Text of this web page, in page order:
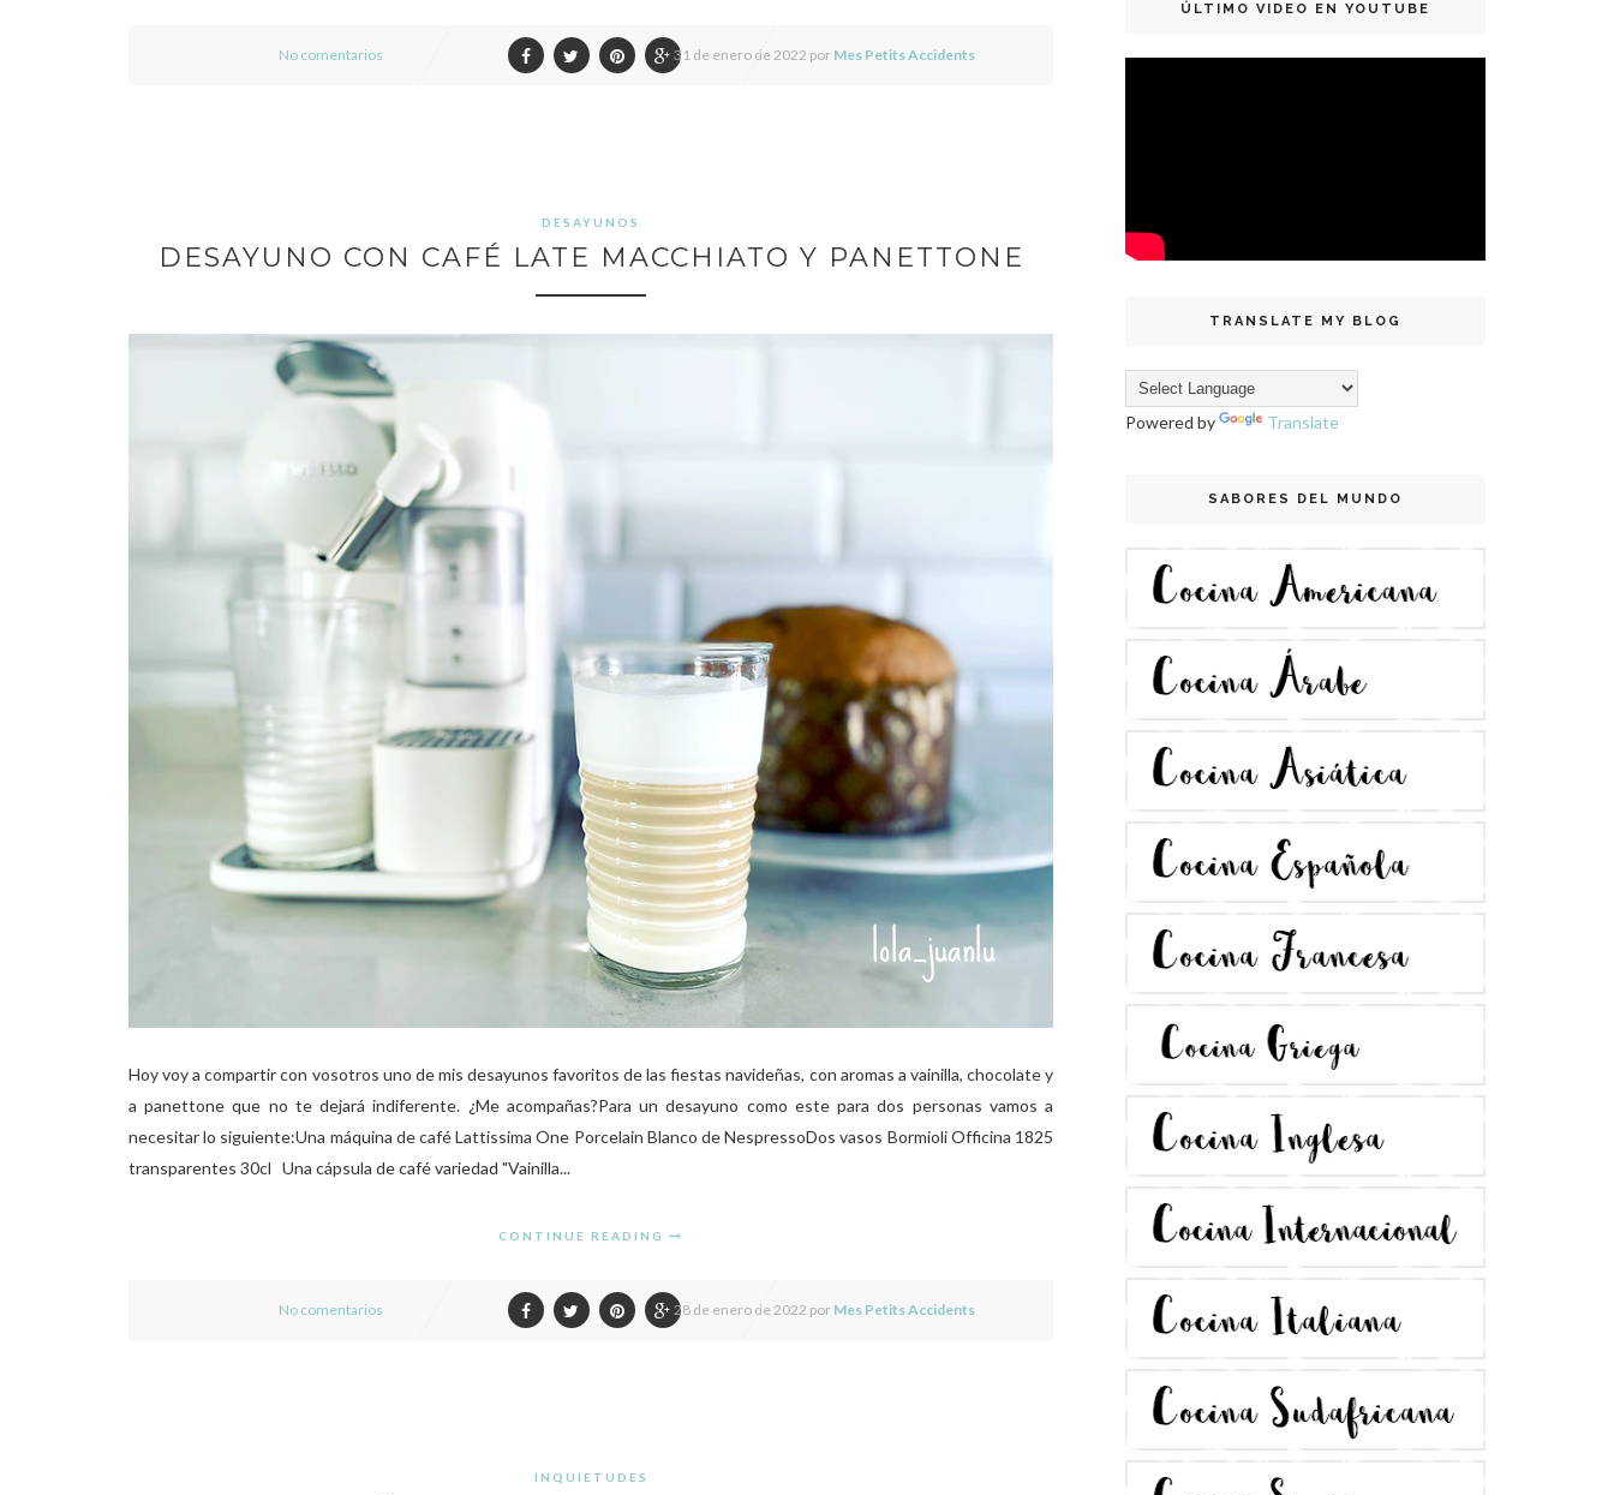
No comentarios 31 de enero de 2022 por Mes Petits Accidents
DESAYUNOS
DESAYUNO CON CAFÉ LATE MACCHIATO Y PANETTONE
Hoy voy a compartir con vosotros uno de mis desayunos favoritos de las fiestas navideñas, con aromas a vainilla, chocolate y
a panettone que no te dejará indiferente. ¿Me acompañas?Para un desayuno como este para dos personas vamos a
necesitar lo siguiente:Una máquina de café Lattissima One Porcelain Blanco de NespressoDos vasos Bormioli Officina 1825
transparentes 30cl Una cápsula de café variedad "Vainilla...
CONTINUE READING
No comentarios 28 de enero de 2022 por Mes Petits Accidents
INQUIETUDES
ÚLTIMO VIDEO EN YOUTUBE
TRANSLATE MY BLOG
Powered by Translate
SABORES DEL MUNDO